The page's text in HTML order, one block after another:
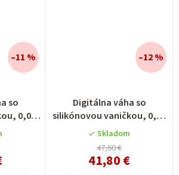
so
0,01 -
–11 %
Digitálna váha so
silikónovou vaničkou, 0,1 -
1000 g
Skladom
47,60 €
41,80 €
–12 %